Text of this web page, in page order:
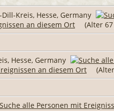
Kreis, Hesse, Germany
(Alter
Hesse, Germany